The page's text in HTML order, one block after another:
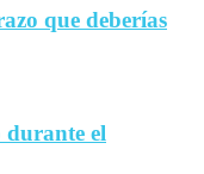
que deberías
durante el